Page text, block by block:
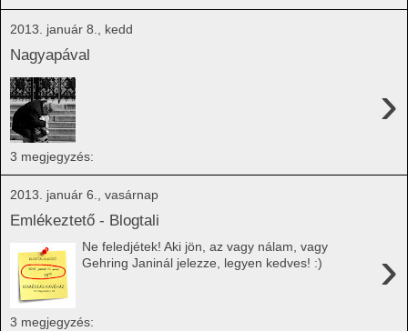
2013. január 8., kedd
Nagyapával
›
3 megjegyzés:
2013. január 6., vasárnap
Emlékeztető - Blogtali
›
Ne feledjétek! Aki jön, az vagy nálam, vagy
Gehring Janinál jelezze, legyen kedves! :)
3 megjegyzés: